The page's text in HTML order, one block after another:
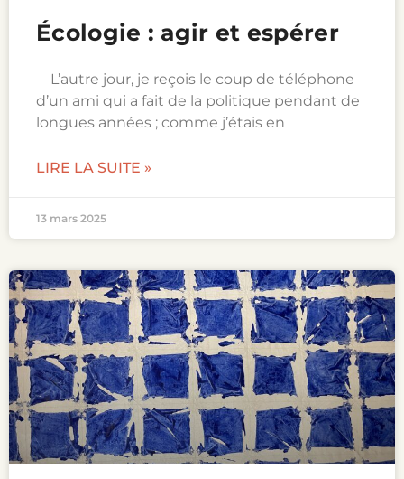
Écologie : agir et espérer
L’autre jour, je reçois le coup de téléphone
d’un ami qui a fait de la politique pendant de
longues années ; comme j’étais en
LIRE LA SUITE »
13 mars 2025